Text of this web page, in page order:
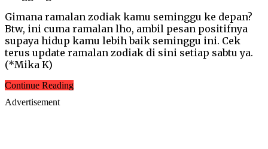
Gimana ramalan zodiak kamu seminggu ke depan?
Btw, ini cuma ramalan lho, ambil pesan positifnya
supaya hidup kamu lebih baik seminggu ini. Cek
terus update ramalan zodiak di sini setiap sabtu ya.
(*Mika K)
Continue Reading
Advertisement